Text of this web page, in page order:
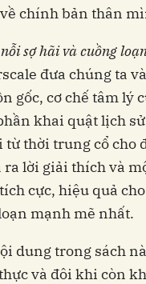
chính bản thân
sợ hãi và cuồng
đưa chúng ta
gốc, cơ chế tâm lý
khai quật lịch
từ thời trung cổ cho
ra lời giải thích và
cực, hiệu quả
mạnh mẽ nhất.
dung trong sách
và đôi khi còn